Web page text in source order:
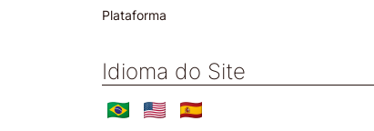
Plataforma
Idioma do Site